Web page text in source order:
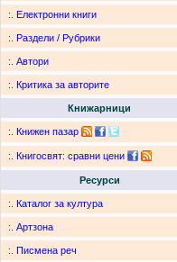
:. Електронни книги
:. Раздели / Рубрики
:. Автори
:. Критика за авторите
Книжарници
:. Книжен пазар
:. Книгосвят: сравни цени
Ресурси
:. Каталог за култура
:. Артзона
:. Писмена реч